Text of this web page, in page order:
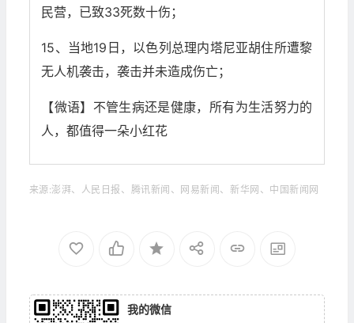
民营，已致33死数十伤；
15、当地19日，以色列总理内塔尼亚胡住所遭黎
无人机袭击，袭击并未造成伤亡；
【微语】不管生病还是健康，所有为生活努力的
人，都值得一朵小红花
来源:澎湃、人民日报、腾讯新闻、网易新闻、新华网、中国新闻网
我的微信